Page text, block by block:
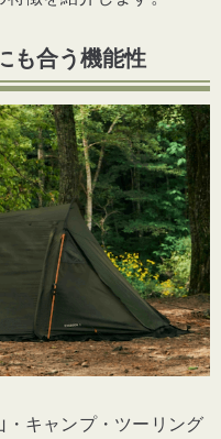
も合う機能性
キャンプ・ツーリング